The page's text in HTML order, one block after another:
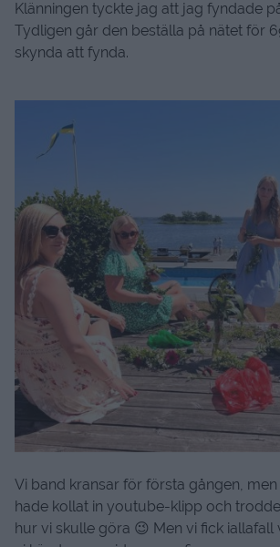
Klänningen tyckte jag att jag fyndade
Tydligen går den beställa på nätet för
skynda att fynda.
Vi band kransar för första gången,
hade kollat in youtube-klipp och
hur vi skulle göra 😉 Men vi fick iallafall